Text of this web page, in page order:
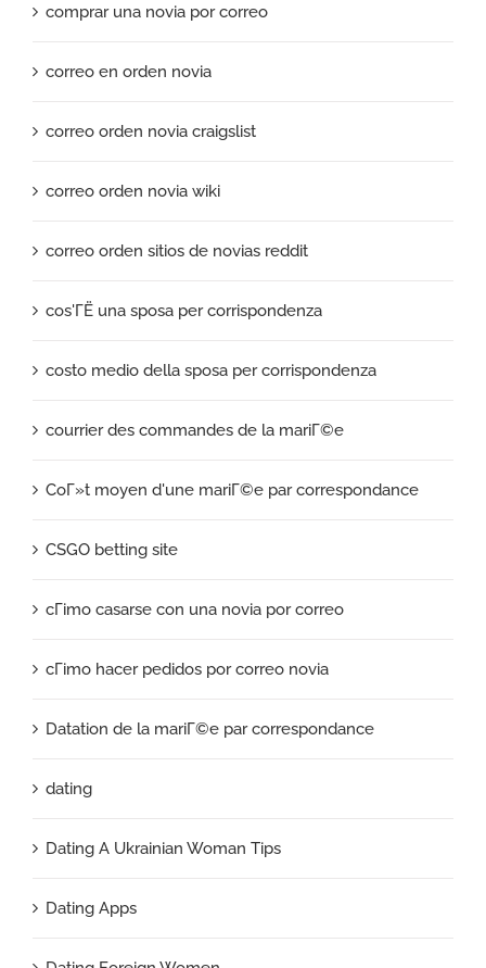
comprar una novia por correo
correo en orden novia
correo orden novia craigslist
correo orden novia wiki
correo orden sitios de novias reddit
cos'ГЁ una sposa per corrispondenza
costo medio della sposa per corrispondenza
courrier des commandes de la mariГ©e
CoГ»t moyen d'une mariГ©e par correspondance
CSGO betting site
cГіmo casarse con una novia por correo
cГіmo hacer pedidos por correo novia
Datation de la mariГ©e par correspondance
dating
Dating A Ukrainian Woman Tips
Dating Apps